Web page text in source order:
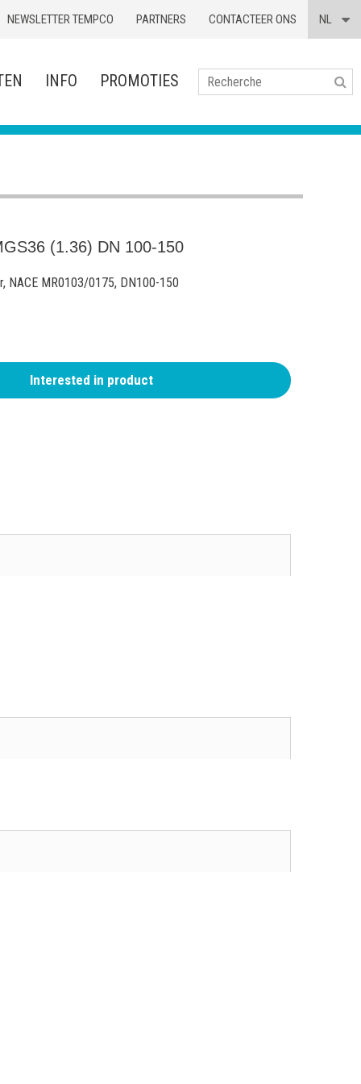
NEWSLETTER TEMPCO PARTNERS NL
CONTACTEER ONS
INFO PROMOTIES
(1.36) DN 100-150
NACE MR0103/0175, DN100-150
Interested in product